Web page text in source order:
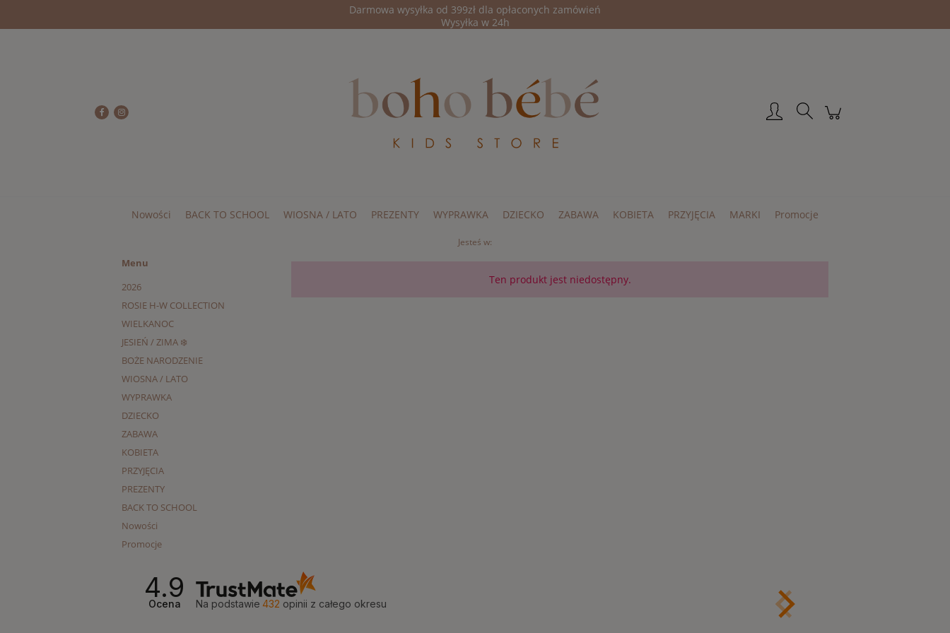
Darmowa wysyłka od 399zł dla opłaconych zamówień
Wysyłka w 24h
Nowości BACK TO SCHOOL WIOSNA / LATO PREZENTY WYPRAWKA DZIECKO ZABAWA KOBIETA PRZYJĘCIA MARKI Promocje
Jesteś w:
Menu
2026
ROSIE H-W COLLECTION
WIELKANOC
JESIEŃ / ZIMA ❄️
BOŻE NARODZENIE
WIOSNA / LATO
WYPRAWKA
DZIECKO
ZABAWA
KOBIETA
PRZYJĘCIA
PREZENTY
BACK TO SCHOOL
Nowości
Promocje
Ten produkt jest niedostępny.
4.9
Ocena Na podstawie 432 opinii z całego okresu